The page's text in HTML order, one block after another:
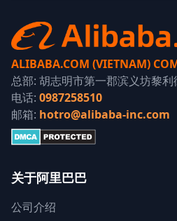
ALIBABA.COM (VIETNAM)
总部: 胡志明市第一郡滨义坊黎
电话: 0987258510
邮箱: hotro@alibaba-inc.com
关于阿里巴巴
公司介绍